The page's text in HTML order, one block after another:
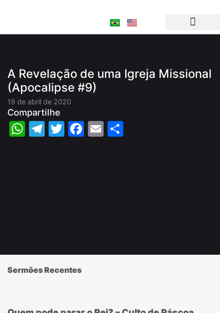
conteúdo
A Revelação de uma Igreja Missional
(Apocalipse #9)
19 de abril de 2020
Compartilhe
WhatsApp
Telegram
Twitter
Facebook
Email
Sermões Recentes